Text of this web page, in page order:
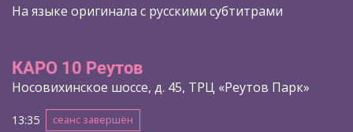
На языке оригинала с русскими субтитрами
КАРО 10 Реутов
Носовихинское шоссе, д. 45, ТРЦ «Реутов Парк»
13:35 сеанс завершён